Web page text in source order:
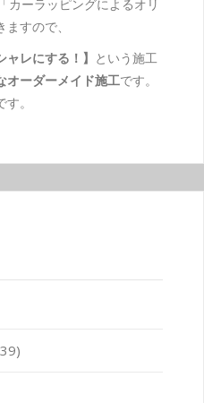
カーラッピングによるオリ
すので、
ャレにする！】 という施工
オーダーメイド施工です。
。